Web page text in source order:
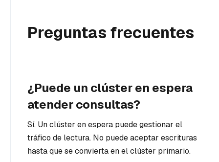
Preguntas frecuentes
¿Puede un clúster en espera
atender consultas?
Sí. Un clúster en espera puede gestionar el
tráfico de lectura. No puede aceptar escrituras
hasta que se convierta en el clúster primario.